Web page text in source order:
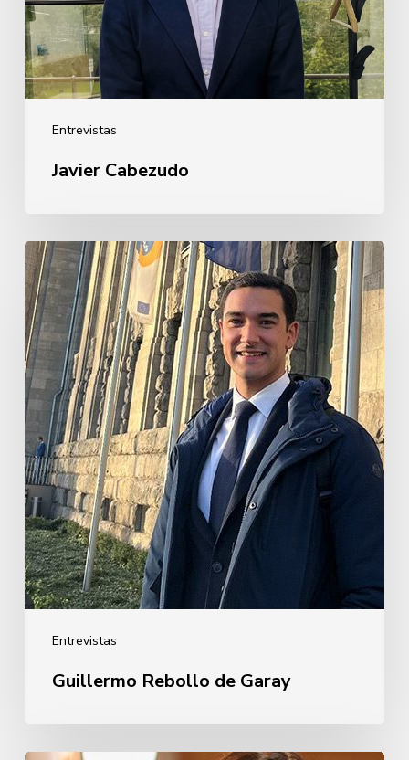
Entrevistas
Javier Cabezudo
Entrevistas
Guillermo
Rebollo
de
Garay
Guillermo Rebollo de Garay